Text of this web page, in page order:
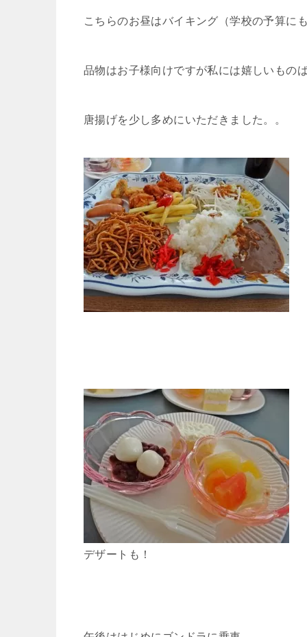
こちらのお昼はバイキング（学校の予算に
品物はお子様向けですが私には嬉しいもの
唐揚げを少し多めにいただきました。。
デザートも！